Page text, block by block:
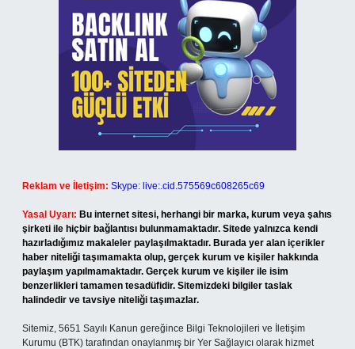
Reklam ve İletişim: Skype: live:.cid.575569c608265c69
Yasal Uyarı: Bu internet sitesi, herhangi bir marka, kurum veya şahıs
şirketi ile hiçbir bağlantısı bulunmamaktadır. Sitede yalnızca kendi
hazırladığımız makaleler paylaşılmaktadır. Burada yer alan içerikler
haber niteliği taşımamakta olup, gerçek kurum ve kişiler hakkında
paylaşım yapılmamaktadır. Gerçek kurum ve kişiler ile isim
benzerlikleri tamamen tesadüfidir. Sitemizdeki bilgiler taslak
halindedir ve tavsiye niteliği taşımazlar.
Sitemiz, 5651 Sayılı Kanun gereğince Bilgi Teknolojileri ve İletişim
Kurumu (BTK) tarafından onaylanmış bir Yer Sağlayıcı olarak hizmet